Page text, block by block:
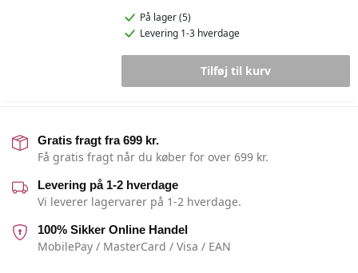
På lager (5)
Levering 1-3 hverdage
Tilføj til kurv
Gratis fragt fra 699 kr.
Få gratis fragt når du køber for over 699 kr.
Levering på 1-2 hverdage
Vi leverer lagervarer på 1-2 hverdage.
100% Sikker Online Handel
MobilePay / MasterCard / Visa / EAN